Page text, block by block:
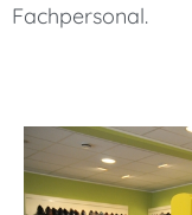
Fachpersonal.